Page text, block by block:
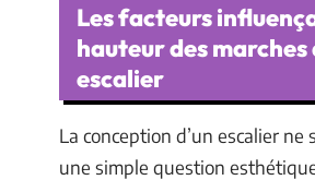
Les facteurs
hauteur des marches
escalier
La conception d’un escalier ne
une simple question